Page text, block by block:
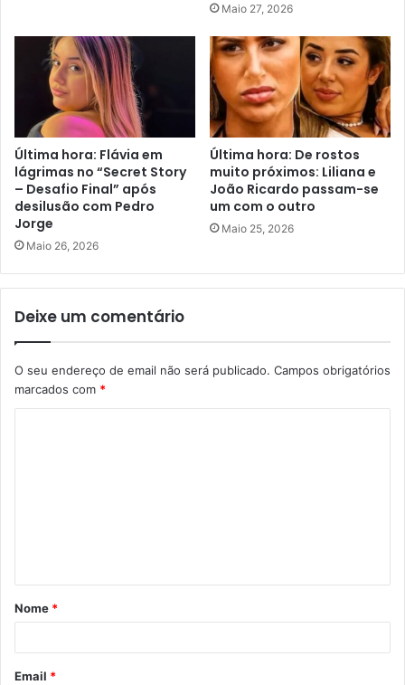
Maio 27, 2026
Última hora: Flávia em
lágrimas no “Secret Story
– Desafio Final” após
desilusão com Pedro
Jorge
Maio 26, 2026
Última hora: De rostos
muito próximos: Liliana e
João Ricardo passam-se
um com o outro
Maio 25, 2026
Deixe um comentário
O seu endereço de email não será publicado. Campos obrigatórios
marcados com *
á
r
Nome *
Email *